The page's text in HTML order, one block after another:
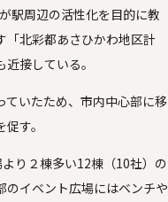
駅周辺の活性化を目的に教
「北彩都あさひかわ地区計
接している。
ていたため、市内中心部に移
す。
り２棟多い12棟（10社）の
のイベント広場にはベンチや